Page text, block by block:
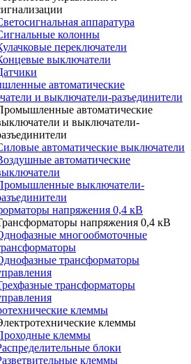
аппаратура
колонны
переключатели
выключатели
автоматические
и выключатели-разъединители
автоматические
и выключатели-
автоматические выключатели
автоматические
выключатели-
напряжения 0,4 кВ
напряжения 0,4 кВ
многообмоточные
трансформаторы
трансформаторы
клеммы
клеммы
клеммы
блоки
клеммы